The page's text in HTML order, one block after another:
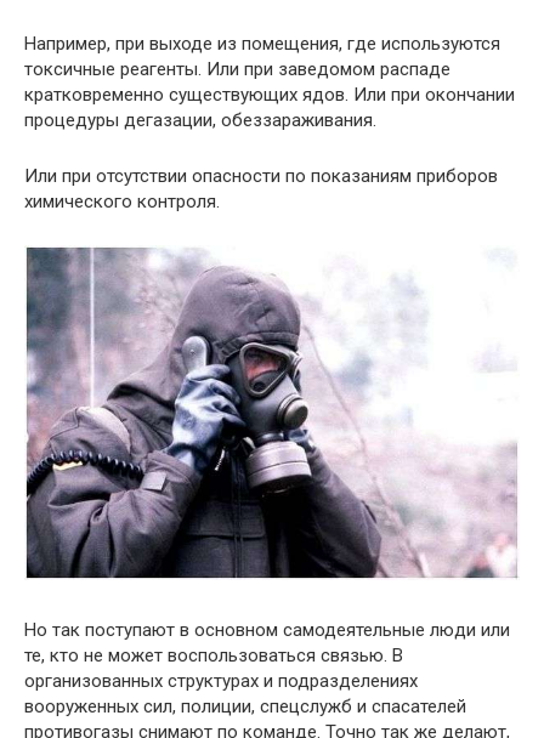
Например, при выходе из помещения, где используются
токсичные реагенты. Или при заведомом распаде
кратковременно существующих ядов. Или при окончании
процедуры дегазации, обеззараживания.
Или при отсутствии опасности по показаниям приборов
химического контроля.
Но так поступают в основном самодеятельные люди или
те, кто не может воспользоваться связью. В
организованных структурах и подразделениях
вооруженных сил, полиции, спецслужб и спасателей
противогазы снимают по команде. Точно так же делают,